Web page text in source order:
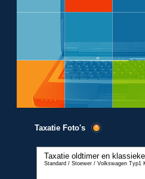
Taxatie Foto's
Taxatie oldtimer en
Standard / Stoewer / Volkswagen Typ1